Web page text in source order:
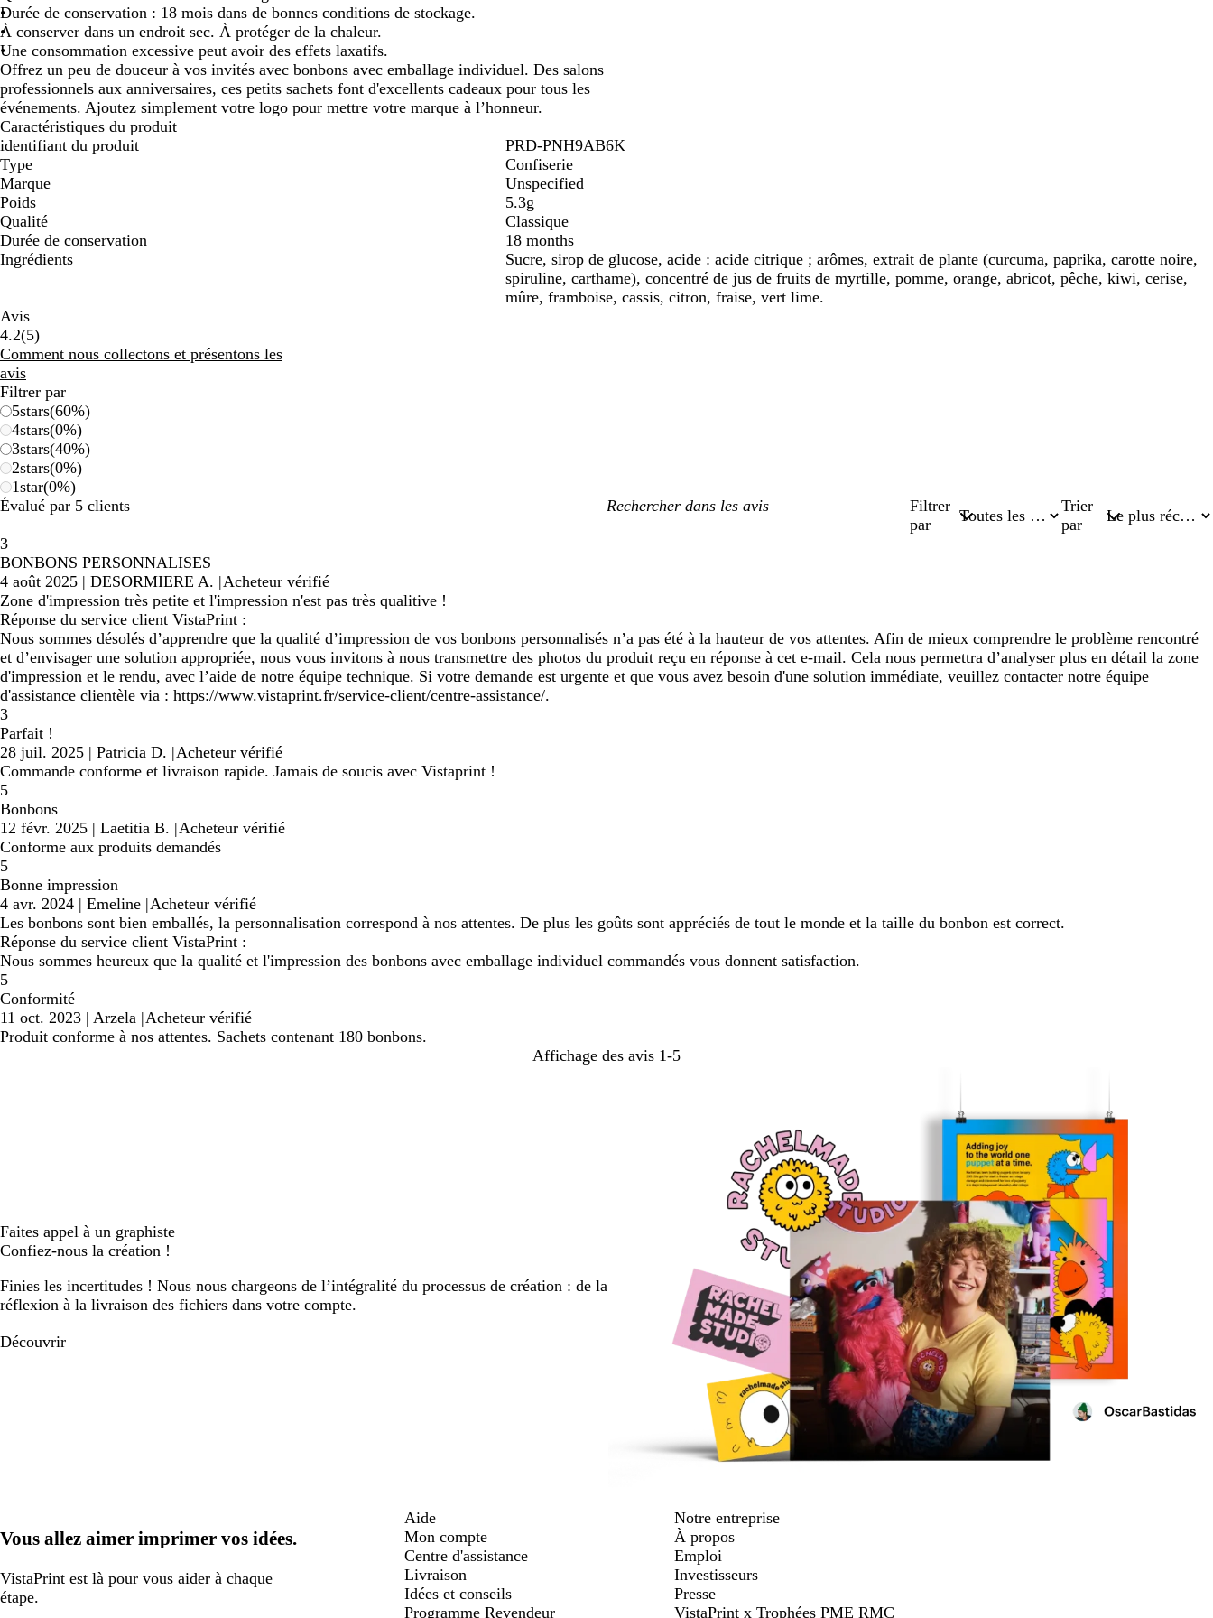
Durée de conservation : 18 mois dans de bonnes conditions de stockage.
À conserver dans un endroit sec. À protéger de la chaleur.
Une consommation excessive peut avoir des effets laxatifs.
Offrez un peu de douceur à vos invités avec bonbons avec emballage individuel. Des salons
professionnels aux anniversaires, ces petits sachets font d'excellents cadeaux pour tous les
événements. Ajoutez simplement votre logo pour mettre votre marque à l’honneur.
Caractéristiques du produit
identifiant du produit
PRD-PNH9AB6K
Type
Confiserie
Marque
Unspecified
Poids
5.3g
Qualité
Classique
Durée de conservation
18 months
Ingrédients
Sucre, sirop de glucose, acide : acide citrique ; arômes, extrait de plante (curcuma, paprika, carotte noire,
spiruline, carthame), concentré de jus de fruits de myrtille, pomme, orange, abricot, pêche, kiwi, cerise,
mûre, framboise, cassis, citron, fraise, vert lime.
Avis
4.2(55
avis
)
Comment nous collectons et présentons les
avis
Filtrer par
5stars(60%)
4stars(0%)
3stars(40%)
2stars(0%)
1star(0%)
Évalué par 5 clients
Mes
Filtrer
par
Trier
par
3
BONBONS PERSONNALISES
4 août 2025 | DESORMIERE A. |Acheteur vérifié
Zone d'impression très petite et l'impression n'est pas très qualitive !
Réponse du service client VistaPrint :
Nous sommes désolés d’apprendre que la qualité d’impression de vos bonbons personnalisés n’a pas été à la hauteur de vos attentes. Afin de mieux comprendre le problème rencontré
et d’envisager une solution appropriée, nous vous invitons à nous transmettre des photos du produit reçu en réponse à cet e-mail. Cela nous permettra d’analyser plus en détail la zone
d'impression et le rendu, avec l’aide de notre équipe technique. Si votre demande est urgente et que vous avez besoin d'une solution immédiate, veuillez contacter notre équipe
d'assistance clientèle via : https://www.vistaprint.fr/service-client/centre-assistance/.
3
Parfait !
28 juil. 2025 | Patricia D. |Acheteur vérifié
Commande conforme et livraison rapide. Jamais de soucis avec Vistaprint !
5
Bonbons
12 févr. 2025 | Laetitia B. |Acheteur vérifié
Conforme aux produits demandés
5
Bonne impression
4 avr. 2024 | Emeline |Acheteur vérifié
Les bonbons sont bien emballés, la personnalisation correspond à nos attentes. De plus les goûts sont appréciés de tout le monde et la taille du bonbon est correct.
Réponse du service client VistaPrint :
Nous sommes heureux que la qualité et l'impression des bonbons avec emballage individuel commandés vous donnent satisfaction.
5
Conformité
11 oct. 2023 | Arzela |Acheteur vérifié
Produit conforme à nos attentes. Sachets contenant 180 bonbons.
Affichage des avis 1-5
Faites appel à un graphiste
Confiez-nous la création !
Finies les incertitudes ! Nous nous chargeons de l’intégralité du processus de création : de la
réflexion à la livraison des fichiers dans votre compte.
Découvrir
Vous allez aimer imprimer vos idées.
VistaPrint est là pour vous aider à chaque
étape.
Aide
Mon compte
Centre d'assistance
Livraison
Idées et conseils
Programme Revendeur
Notre entreprise
À propos
Emploi
Investisseurs
Presse
VistaPrint x Trophées PME RMC